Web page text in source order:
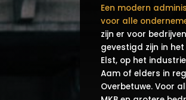
Een modern
voor alle
zijn er voor
gevestigd zijn in
Elst, op het
Aam of elders in
Overbetuwe. Voor